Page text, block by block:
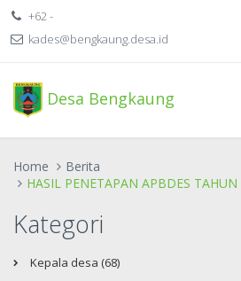
+62 -
kades@bengkaung.desa.id
Desa Bengkaung
Home
Berita
HASIL PENETAPAN APBDES
Kategori
Kepala desa (68)